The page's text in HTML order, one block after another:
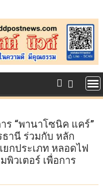
ร “พานาโซนิค แคร์”
านี ร่วมกับ หลัก
กประเภท หลอดไฟ
วเตอร์ เพื่อการ